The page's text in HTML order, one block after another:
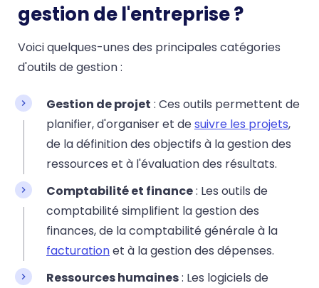
gestion de l'entreprise ?
Voici quelques-unes des principales catégories
d'outils de gestion :
Gestion de projet : Ces outils permettent de
planifier, d'organiser et desuivre les projets,
de la définition des objectifs à la gestion des
ressources et à l'évaluation des résultats.
Comptabilité et finance: Les outils de
comptabilité simplifient la gestion des
finances, de la comptabilité générale à la
facturationet à la gestion des dépenses.
Ressources humaines: Les logiciels de